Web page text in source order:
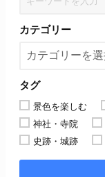
カテゴリー
タグ
景色を楽しむ
神社・寺院
史跡・城跡